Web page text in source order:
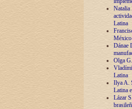
Natalia
Latina
México
Dánae
Olga
Latina
Ilya A.
Latina
Lázar